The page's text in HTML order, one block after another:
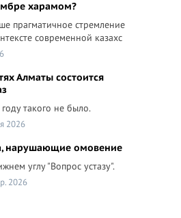
харамом?
прагматичное стремление
современной казахс
Алматы состоится
такого не было.
2026
нарушающие омовение
углу "Вопрос устазу".
2026